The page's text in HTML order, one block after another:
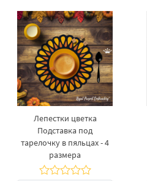
Лепестки цветка
Подставка под
тарелочку в пяльцах - 4
размера